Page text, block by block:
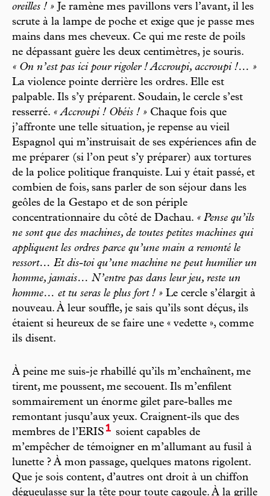
oreilles ! » Je ramène mes pavillons vers l’avant, il les
scrute à la lampe de poche et exige que je passe mes
mains dans mes cheveux. Ce qui me reste de poils
ne dépassant guère les deux centimètres, je souris.
« On n’est pas ici pour rigoler ! Accroupi, accroupi !… »
La violence pointe derrière les ordres. Elle est
palpable. Ils s’y préparent. Soudain, le cercle s’est
resserré. « Accroupi ! Obéis ! » Chaque fois que
j’affronte une telle situation, je repense au vieil
Espagnol qui m’instruisait de ses expériences afin de
me préparer (si l’on peut s’y préparer) aux tortures
de la police politique franquiste. Lui y était passé, et
combien de fois, sans parler de son séjour dans les
geôles de la Gestapo et de son périple
concentrationnaire du côté de Dachau. « Pense qu’ils
ne sont que des machines, de toutes petites machines qui
appliquent les ordres parce qu’une main a remonté le
ressort… Et dis-toi qu’une machine ne peut humilier un
homme, jamais… N’entre pas dans leur jeu, reste un
homme… et tu seras le plus fort ! » Le cercle s’élargit à
nouveau. À leur souffle, je sais qu’ils sont déçus, ils
étaient si heureux de se faire une « vedette », comme
ils disent.
À peine me suis-je rhabillé qu’ils m’enchaînent, me
tirent, me poussent, me secouent. Ils m’enfilent
sommairement un énorme gilet pare-balles me
remontant jusqu’aux yeux. Craignent-ils que des
membres de l’ERIS1 soient capables de
m’empêcher de témoigner en m’allumant au fusil à
lunette ? À mon passage, quelques matons rigolent.
Que je sois content, d’autres ont droit à un chiffon
dégueulasse sur la tête pour toute cagoule. À la grille